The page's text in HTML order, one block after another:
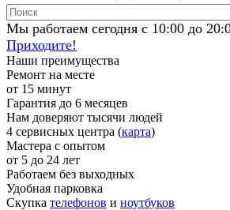
Мы работаем сегодня с 10:00 до
Приходите!
Наши преимущества
Ремонт на месте
от 15 минут
Гарантия до 6 месяцев
Нам доверяют тысячи людей
4 сервисных центра (карта)
Мастера с опытом
от 5 до 24 лет
Работаем без выходных
Удобная парковка
Скупка телефонов и ноутбуков